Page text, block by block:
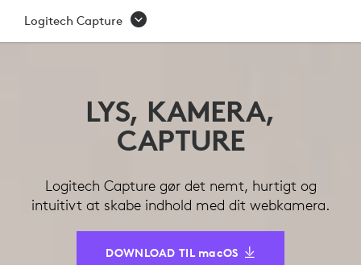
LOGITECH
Logitech Capture
LYS, KAMERA,
CAPTURE
Logitech Capture gør det nemt, hurtigt og
intuitivt at skabe indhold med dit webkamera.
DOWNLOAD TIL macOS